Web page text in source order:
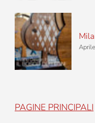
PAGINE PRINCIPALI